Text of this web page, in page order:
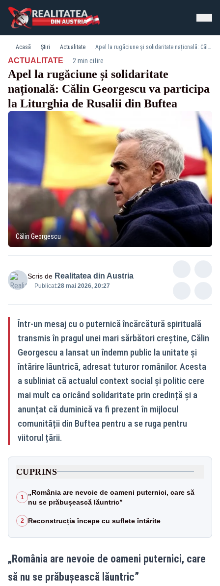
Acasă Știri Actualitate Apel la rugăciune și solidaritate națională: Călin Georgescu va participa la Liturghia de Rusalii din Buftea
ACTUALITATE· 2 min citire
Apel la rugăciune și solidaritate
națională: Călin Georgescu va participa
la Liturghia de Rusalii din Buftea
Călin Georgescu
Scris de Realitatea din Austria
Publicat:28 mai 2026, 20:27
Într-un mesaj cu o puternică încărcătură spirituală
transmis în pragul unei mari sărbători creștine, Călin
Georgescu a lansat un îndemn public la unitate și
întărire lăuntrică, adresat tuturor românilor. Acesta
a subliniat că actualul context social și politic cere
mai mult ca oricând solidaritate prin credință și a
anunțat că duminică va fi prezent în mijlocul
comunității din Buftea pentru a se ruga pentru
viitorul țării.
CUPRINS
1
„România are nevoie de oameni puternici, care să
nu se prăbușească lăuntric”
2 Reconstrucția începe cu suflete întărite
„România are nevoie de oameni puternici, care
să nu se prăbușească lăuntric”